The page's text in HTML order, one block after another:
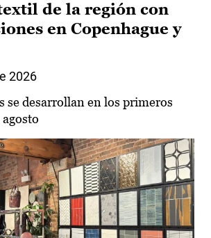
de la región con
en Copenhague y
2026
se desarrollan en los primeros